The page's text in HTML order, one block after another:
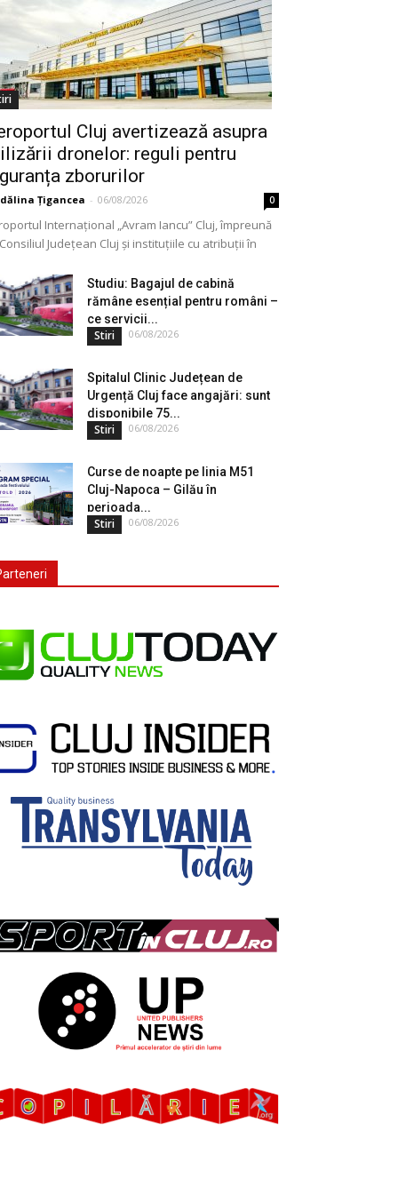
Cluj avertizează asupra
dronelor: reguli pentru
zborurilor
Țigancea - 06/08/2026 0
Internațional „Avram Iancu” Cluj, împreună
Județean Cluj și instituțiile cu atribuții în
Studiu: Bagajul de cabină
rămâne esențial pentru români –
ce servicii...
Stiri 06/08/2026
Spitalul Clinic Județean de
Urgență Cluj face angajări: sunt
disponibile 75...
Stiri 06/08/2026
Curse de noapte pe linia M51
Cluj-Napoca – Gilău în
perioada...
Stiri 06/08/2026